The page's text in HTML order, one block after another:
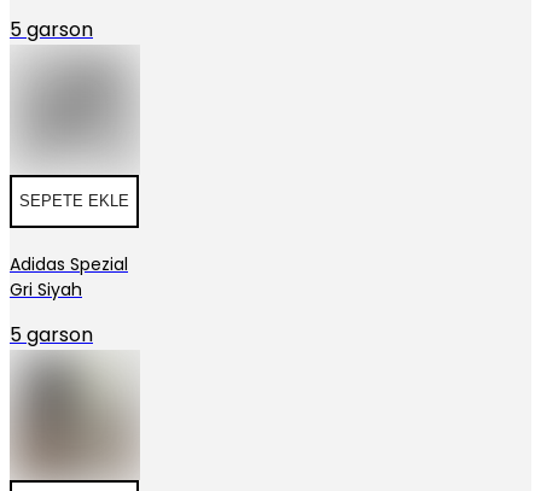
5 garson
SEPETE EKLE
Adidas Spezial
Gri Siyah
5 garson